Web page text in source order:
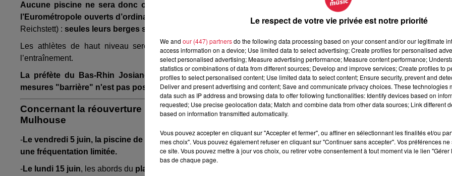
Aucune piscine ne sera donc ouverte dès le 2 juin au grand public
Il en sera de même des 4 plans d’eau
l’Eurométropole ouverts d’ordinaire à la baignade
(lac Achard, Ballastière à Schiltigheim, gravières du Baggersee et
Reichstett) : seules leurs berges seront accessibles
Les athlètes de haut niveau seront quant à eux les seuls à pouvoir retrouver un bassin le 2 juin et à
l’entraînement.
La préfète du Bas-Rhin Josiane Chevalier a prévenu le 29 mai en conférence de presse, si l'application
mesures "barrière" n'est pas possible, les établissements comme les piscines ou les musées n'ouvriront pas.
Concernant la réouverture progressive des équipements nautiques de l’agglomération de
Mulhouse
-Le vendredi 5 juin, la piscine de l’Illberg de Mulhouse rouvre ses portes avec de nouvelles modalités d’accès et
une fréquentation limitée.
-Le lundi 15 juin, les abords du plan d’eau de Reiningue
Le respect de votre vie privée est notre priorité
We and our (447) partnersdo the following data processing based on your consent and/or our legitimate
access information on a device; Use limited data to select advertising; Create profiles for personalised
select personalised advertising; Measure advertising performance; Measure content performance;
statistics or combinations of data from different sources; Develop and improve services; Create profiles to
profiles to select personalised content; Use limited data to select content; Ensure security, prevent and
Deliver and present advertising and content; Save and communicate privacy choices. These technologies
data such as IP address and browsing data to offer following functionalities: Identify devices based on
requested; Use precise geolocation data; Match and combine data from other data sources; Link different
based on information transmitted automatically.
Vous pouvez accepter en cliquant sur "Accepter et fermer", ou affiner en sélectionnant les finalités et/ou
mes choix". Vous pouvez également refuser en cliquant sur "Continuer sans accepter". Vos préférences
ce site. Vous pouvez mettre à jour vos choix, ou retirer votre consentement à tout moment via le lien
bas de chaque page.